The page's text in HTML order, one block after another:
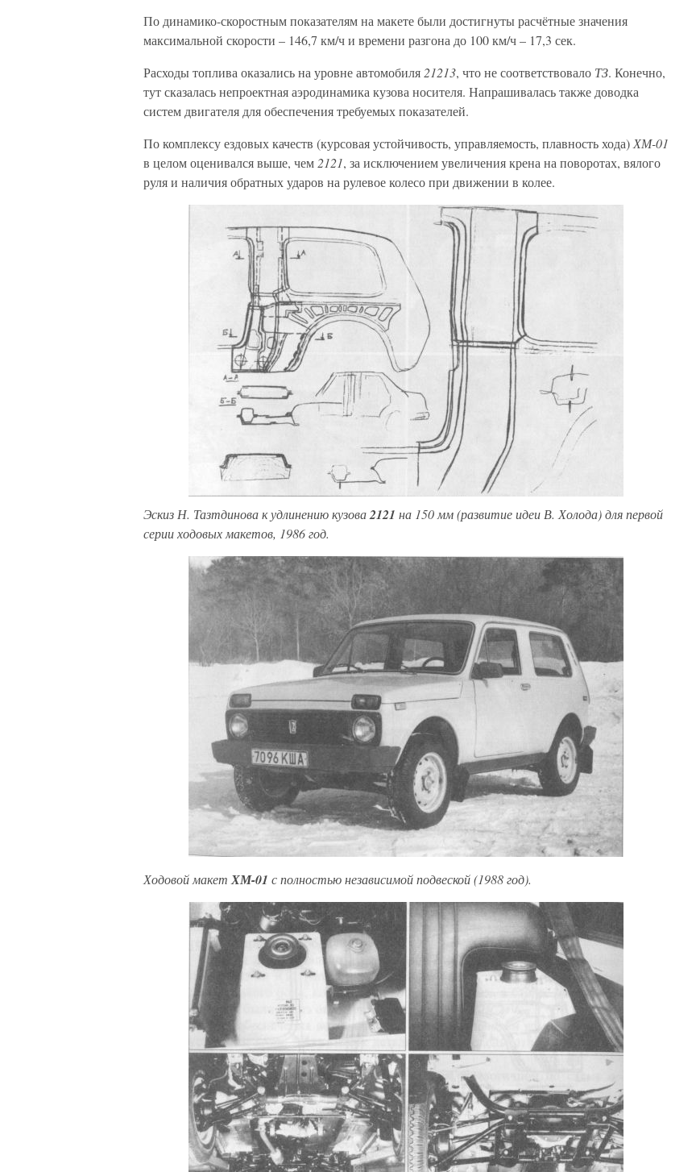
По динамико-скоростным показателям на макете были достигнуты расчётные значения
максимальной скорости – 146,7 км/ч и времени разгона до 100 км/ч – 17,3 сек.
Расходы топлива оказались на уровне автомобиля 21213, что не соответствовало ТЗ. Конечно,
тут сказалась непроектная аэродинамика кузова носителя. Напрашивалась также доводка
систем двигателя для обеспечения требуемых показателей.
По комплексу ездовых качеств (курсовая устойчивость, управляемость, плавность хода) ХМ-01
в целом оценивался выше, чем 2121, за исключением увеличения крена на поворотах, вялого
руля и наличия обратных ударов на рулевое колесо при движении в колее.
Эскиз Н. Тазтдинова к удлинению кузова2121 на 150 мм (развитие идеи В. Холода) для первой
серии ходовых макетов, 1986 год.
Ходовой макет ХМ-01 с полностью независимой подвеской (1988 год).